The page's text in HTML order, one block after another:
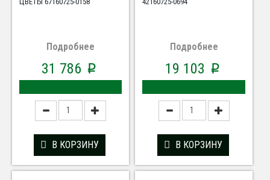
Подробнее
31 786 p
В КОРЗИНУ
Подробнее
19 103 p
В КОРЗИНУ